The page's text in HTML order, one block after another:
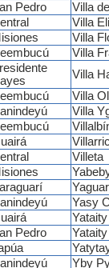
Pedro
Villa
Villa
Villa
Villa
Villa
Villa
Villa
Villeta
Yasy
Pedro
Yby